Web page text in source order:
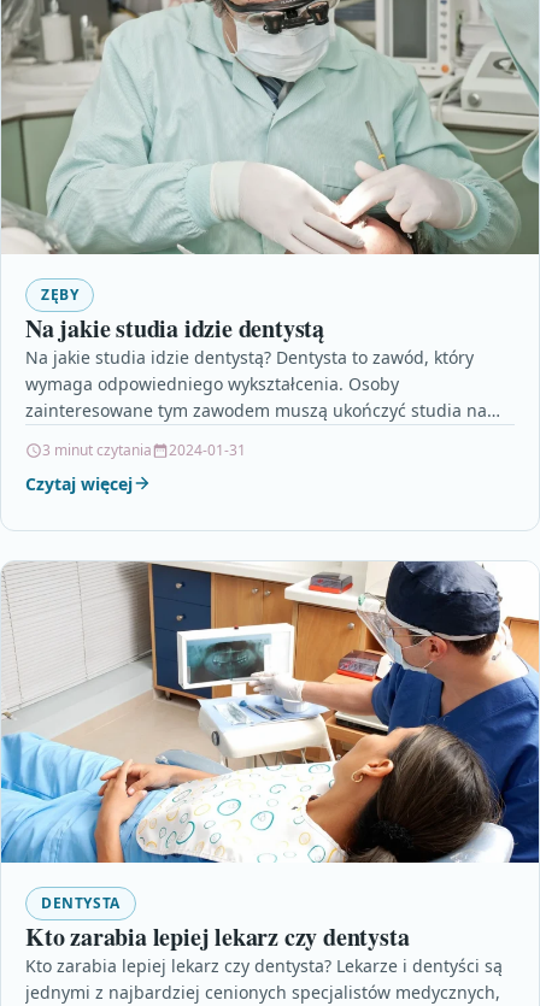
ZĘBY
Na jakie studia idzie dentystą
Na jakie studia idzie dentystą? Dentysta to zawód, który
wymaga odpowiedniego wykształcenia. Osoby
zainteresowane tym zawodem muszą ukończyć studia na
3 minut czytania 2024-01-31
Czytaj więcej
DENTYSTA
Kto zarabia lepiej lekarz czy dentysta
Kto zarabia lepiej lekarz czy dentysta? Lekarze i dentyści są
jednymi z najbardziej cenionych specjalistów medycznych,